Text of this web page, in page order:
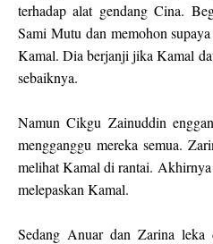
terhadap alat gendang Cina.
Sami Mutu dan memohon
Kamal. Dia berjanji jika Kamal
sebaiknya.
Namun Cikgu Zainuddin
mengganggu mereka semua.
melihat Kamal di rantai.
melepaskan Kamal.
Sedang Anuar dan Zarina leka